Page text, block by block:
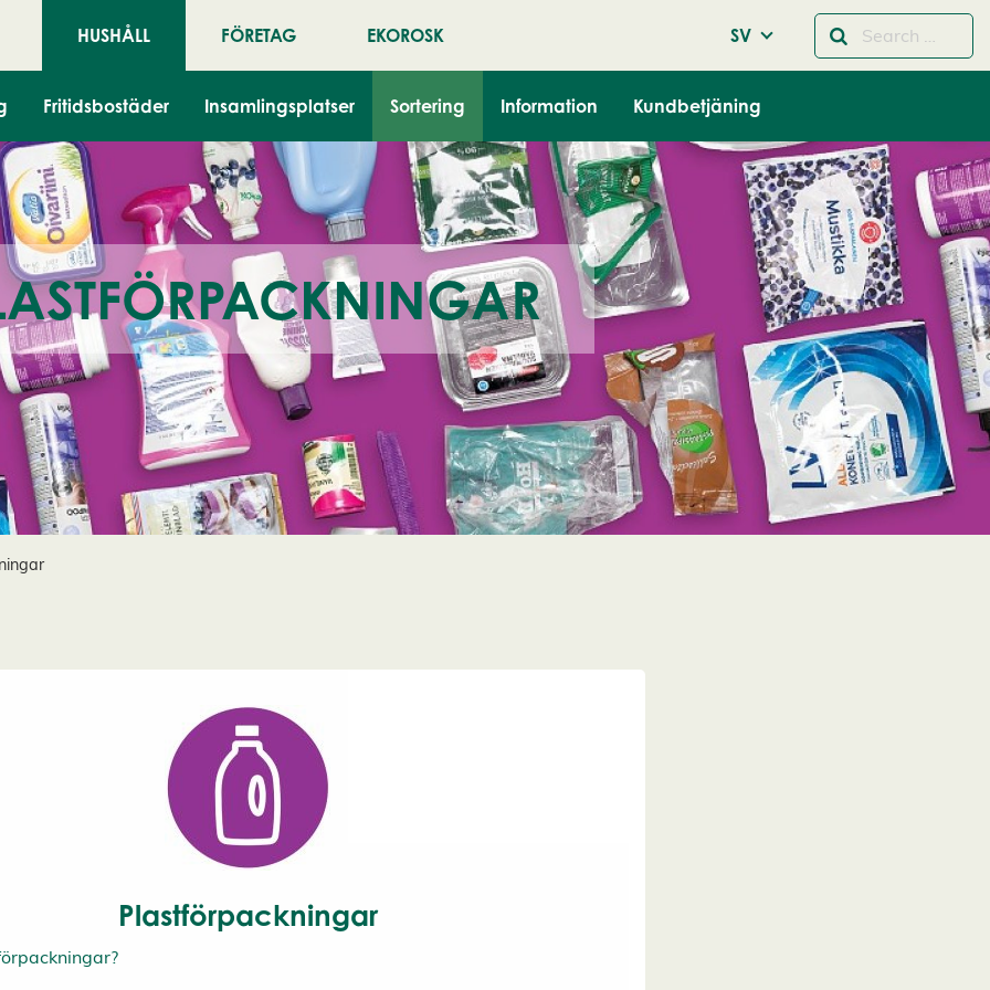
HUSHÅLL FÖRETAG EKOROSK SV
Fritidsbostäder Insamlingsplatser Sortering Information Kundbetjäning
Plastförpackningar